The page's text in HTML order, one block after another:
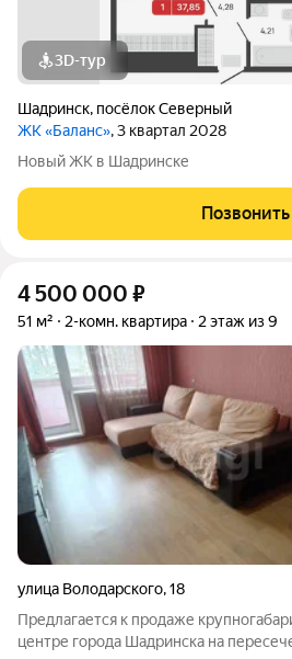
3D-тур
Шадринск, посёлок Северный
ЖК «Баланс», 3 квартал 2028
Новый ЖК в Шадринске
Позвонить
4 500 000 ₽
51 м² 2-комн. квартира 2 этаж из 9
улица Володарского,18
Предлагается к продаже
центре города Шадринска на